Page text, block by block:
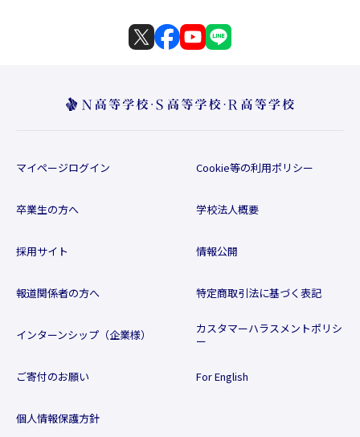
マイページログイン
卒業生の方へ
採用サイト
報道関係者の方へ
インターンシップ（企業様）
ご寄付のお願い
個人情報保護方針
Cookie等の利用ポリシー
学校法人概要
情報公開
特定商取引法に基づく表記
カスタマーハラスメントポリシ
ー
For English